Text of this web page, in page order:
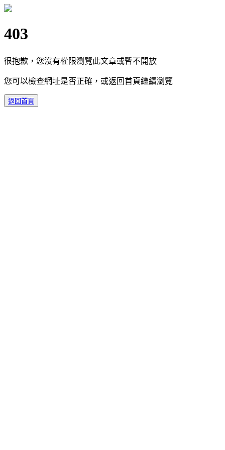
403
很抱歉，您沒有權限瀏覽此文章或暫不開放
您可以檢查網址是否正確，或返回首頁繼續瀏覽
返回首頁